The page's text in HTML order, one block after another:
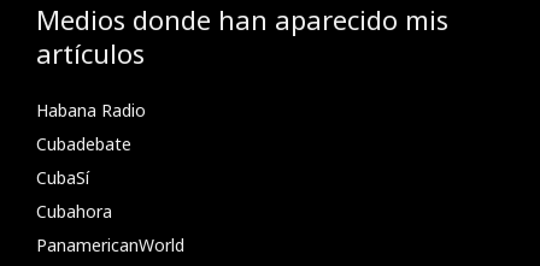
Medios donde han aparecido mis
artículos
Habana Radio
Cubadebate
CubaSí
Cubahora
PanamericanWorld